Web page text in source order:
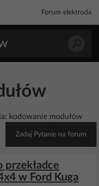
Forum elektroda
kodowanie modułów
Zadaj Pytanie na forum
przekładce
w Ford Kuga